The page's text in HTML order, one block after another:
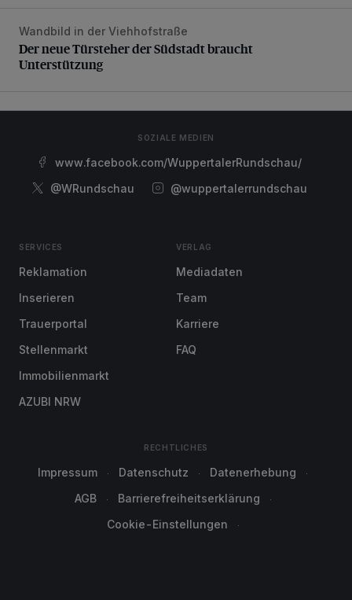
Der neue Türsteher der Südstadt braucht Unterstützung
Wandbild in der Viehhofstraße
Der neue Türsteher der Südstadt braucht
Unterstützung
SOZIALE MEDIEN
www.facebook.com/WuppertalerRundschau/
@WRundschau
@wuppertalerrundschau
SERVICES
Reklamation
Inserieren
Trauerportal
Stellenmarkt
Immobilienmarkt
AZUBI NRW
VERLAG
Mediadaten
Team
Karriere
FAQ
RECHTLICHES
Impressum Datenschutz
Datenerhebung
AGB
Barrierefreiheitserklärung
Cookie-Einstellungen